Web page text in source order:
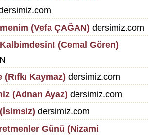
(Vefa ÇAĞAN) dersimiz.com
(Cemal Gören)
Kaymaz) dersimiz.com
(Adnan Ayaz) dersimiz.com
dersimiz.com
Günü (Nizami